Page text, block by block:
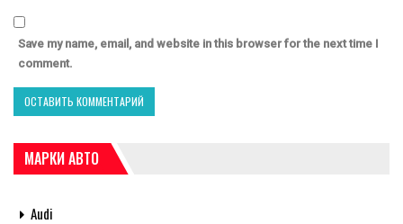
Save my name, email, and website in this browser for the next time I
comment.
МАРКИ АВТО
Audi